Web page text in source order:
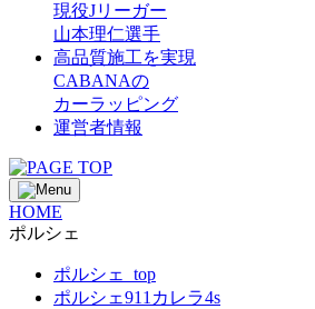
現役Jリーガー
山本理仁選手
高品質施工を実現
CABANAの
カーラッピング
運営者情報
HOME
ポルシェ
ポルシェ_top
ポルシェ911カレラ4s